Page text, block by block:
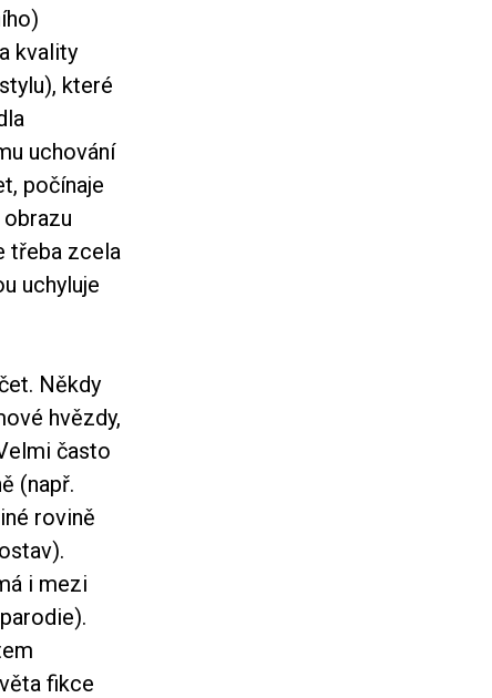
kvality
které
uchování
počínaje
třeba zcela
uchyluje
Někdy
hvězdy,
často
(např.
rovině
i mezi
fikce